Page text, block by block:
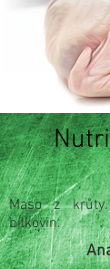
Maso z
bílkovin.